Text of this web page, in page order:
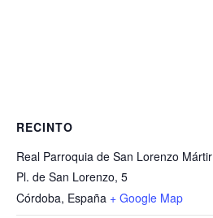
RECINTO
Real Parroquia de San Lorenzo Mártir
Pl. de San Lorenzo, 5
Córdoba, España + Google Map